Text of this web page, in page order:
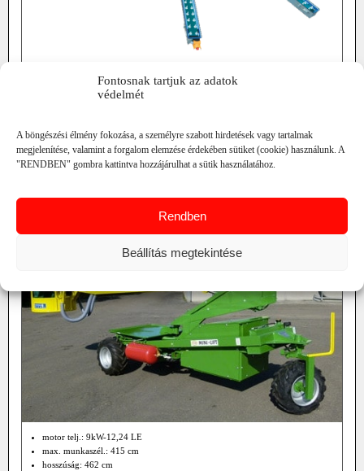
Fontosnak tartjuk az adatok
védelmét
A böngészési élmény fokozása, a személyre szabott hirdetések vagy tartalmak
megjelenítése, valamint a forgalom elemzése érdekében sütiket (cookie) használunk. A
"RENDBEN" gombra kattintva hozzájárulhat a sütik használatához.
Rendben
Beállítás megtekintése
N.Blosi ZIP 30 szedőplatformhoz
maximális emelési magasság: 2m
VIBO MINI LIFT HIDRAULIKUS KOSARAS
motor telj.: 9kW-12,24 LE
max. munkaszél.: 415 cm
hosszúság: 462 cm